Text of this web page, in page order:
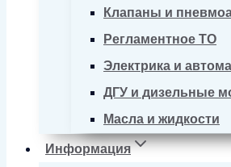
Клапаны и
Регламентное ТО
Электрика и
ДГУ и дизельные
Масла и жидкости
Информация